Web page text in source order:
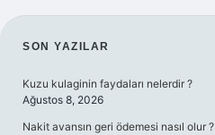
SIDEBAR
SON YAZILAR
Kuzu kulaginin faydaları nelerdir ?
Ağustos 8, 2026
Nakit avansın geri ödemesi nasıl olur ?